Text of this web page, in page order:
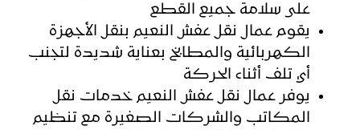
على سلامة جميع القطع
يقوم عمال نقل عفش النعيم بنقل الأجهزة
الكهربائية والمطابخ بعناية شديدة لتجنب
أي تلف أثناء الحركة
يوفر عمال نقل عفش النعيم خدمات نقل
المكاتب والشركات الصغيرة مع تنظيم